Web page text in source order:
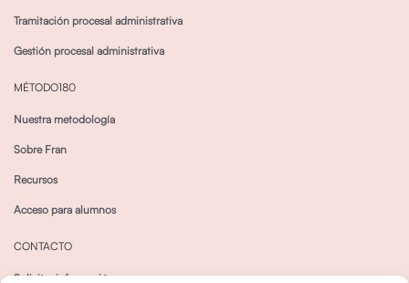
Tramitación procesal administrativa
Gestión procesal administrativa
MÉTODO180
Nuestra metodología
Sobre Fran
Recursos
Acceso para alumnos
CONTACTO
Solicitar información